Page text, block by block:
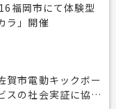
福岡市にて体験型
ラ」開催
賀市電動キックボー
スの社会実証に協力